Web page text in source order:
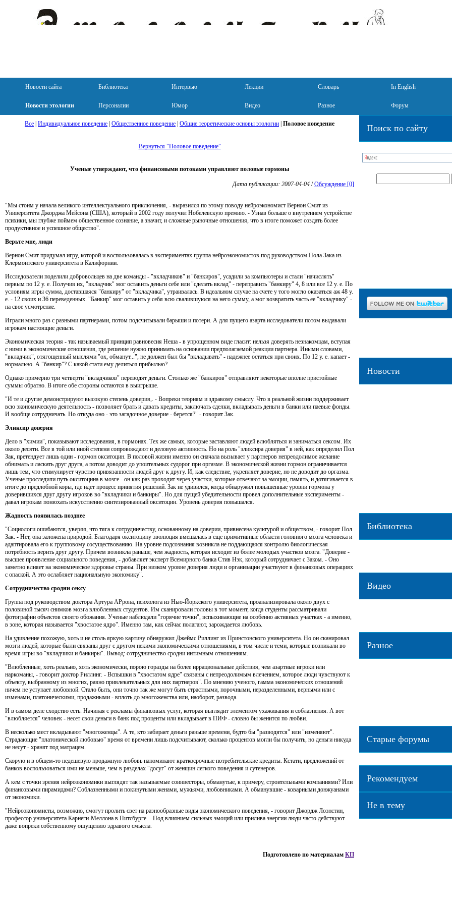
Новости сайта Библиотека Интервью Лекции Словарь In English
Новости этологии Персоналии Юмор Видео Разное Форум
Поиск по сайту
Новости
Библиотека
Видео
Разное
Старые форумы
Рекомендуем
Не в тему
Все Индивидуальное поведение Общественное поведение Общие теоретические основы этологии Половое поведение
Вернуться "Половое поведение"
Ученые утверждают, что финансовыми потоками управляют половые гормоны
Дата публикации: 2007-04-04 /Обсуждение [0]
"Мы стоим у начала великого интеллектуального приключения, - выразился по этому поводу нейроэкономист Вернон Смит из
Университета Джорджа Мейсона (США), который в 2002 году получил Нобелевскую премию. - Узнав больше о внутреннем устройстве
психики, мы глубже поймем общественное сознание, а значит, и сложные рыночные отношения, что в итоге поможет создать более
продуктивное и успешное общество".
Верьте мне, люди
Вернон Смит придумал игру, которой и воспользовалась в экспериментах группа нейроэкономистов под руководством Пола Зака из
Клермонтского университета в Калифорнии.
Исследователи поделили добровольцев на две команды - "вкладчиков" и "банкиров", усадили за компьютеры и стали "начислять"
первым по 12 у. е. Получив их, "вкладчик" мог оставить деньги себе или "сделать вклад" - переправить "банкиру" 4, 8 или все 12 у. е. По
условиям игры сумма, доставшаяся "банкиру" от "вкладчика", утраивалась. В идеальном случае на счете у того могло оказаться аж 48 у.
е. - 12 своих и 36 переведенных. "Банкир" мог оставить у себя всю свалившуюся на него сумму, а мог возвратить часть ее "вкладчику" -
на свое усмотрение.
Играли много раз с разными партнерами, потом подсчитывали барыши и потери. А для пущего азарта исследователи потом выдавали
игрокам настоящие деньги.
Экономическая теория - так называемый принцип равновесия Неша - в упрощенном виде гласит: нельзя доверять незнакомцам, вступая
с ними в экономические отношения, где решение нужно принимать на основании предполагаемой реакции партнера. Иными словами,
"вкладчик", отягощенный мыслями "ох, обманут...", не должен был бы "вкладывать" - надежнее остаться при своих. По 12 у. е. капает -
нормально. А "банкир"? С какой стати ему делиться прибылью?
Однако примерно три четверти "вкладчиков" переводят деньги. Столько же "банкиров" отправляют некоторые вполне пристойные
суммы обратно. В итоге обе стороны остаются в выигрыше.
"И те и другие демонстрируют высокую степень доверия,. - Вопреки теориям и здравому смыслу. Что в реальной жизни поддерживает
всю экономическую деятельность - позволяет брать и давать кредиты, заключать сделки, вкладывать деньги в банки или паевые фонды.
И вообще сотрудничать. Но откуда оно - это загадочное доверие - берется?" - говорит Зак.
Эликсир доверия
Дело в "химии", показывают исследования, в гормонах. Тех же самых, которые заставляют людей влюбляться и заниматься сексом. Их
около десяти. Все в той или иной степени сопровождают и деловую активность. Но на роль "эликсира доверия" в ней, как определил Пол
Зак, претендует лишь один - гормон окситоцин. В половой жизни именно он сначала вызывает у партнеров непреодолимое желание
обнимать и ласкать друг друга, а потом доводит до упоительных судорог при оргазме. В экономической жизни гормон ограничивается
лишь тем, что стимулирует чувство привязанности людей друг к другу. И, как следствие, укрепляет доверие, но не доводит до оргазма.
Ученые проследили путь окситоцина в мозге - он как раз проходит через участки, которые отвечают за эмоции, память, и дотягивается в
итоге до предлобной коры, где идет процесс принятия решений. Зак не удивился, когда обнаружил повышенные уровни гормона у
доверившихся друг другу игроков во "вкладчики и банкиры". Но для пущей убедительности провел дополнительные эксперименты -
давал игрокам понюхать искусственно синтезированный окситоцин. Уровень доверия повышался.
Жадность появилась позднее
"Социологи ошибаются, уверяя, что тяга к сотрудничеству, основанному на доверии, привнесена культурой и обществом, - говорит Пол
Зак. - Нет, она заложена природой. Благодаря окситоцину эволюция вмешалась в еще примитивные области головного мозга человека и
адаптировала его к групповому сосуществованию. На уровне подсознания возникла не поддающаяся контролю биологическая
потребность верить друг другу. Причем возникла раньше, чем жадность, которая исходит из более молодых участков мозга. "Доверие -
высшее проявление социального поведения, - добавляет эксперт Всемирного банка Стив Нэк, который сотрудничает с Заком. - Оно
заметно влияет на экономическое здоровье страны. При низком уровне доверия люди и организации участвуют в финансовых операциях
с опаской. А это ослабляет национальную экономику".
Сотрудничество сродни сексу
Группа под руководством доктора Артура АРрона, психолога из Нью-Йоркского университета, проанализировала около двух с
половиной тысяч снимков мозга влюбленных студентов. Им сканировали головы в тот момент, когда студенты рассматривали
фотографии объектов своего обожания. Ученые наблюдали "горячие точки", вспыхивающие на особенно активных участках - а именно,
в зоне, которая называется "хвостатое ядро". Именно там, как сейчас полагают, зарождается любовь.
На удивление похожую, хоть и не столь яркую картину обнаружил Джеймс Риллинг из Принстонского университета. Но он сканировал
мозги людей, которые были связаны друг с другом некими экономическими отношениями, в том числе и теми, которые возникали во
время игры во "вкладчики и банкиры". Вывод: сотрудничество сродни интимным отношениям.
"Влюбленные, хоть реально, хоть экономически, порою горазды на более иррациональные действия, чем азартные игроки или
наркоманы, - говорит доктор Риллинг. - Вспышки в "хвостатом ядре" связаны с непреодолимым влечением, которое люди чувствуют к
объекту, выбранному из многих, равно привлекательных для них партнеров". По мнению ученого, гамма экономических отношений
ничем не уступает любовной. Стало быть, они точно так же могут быть страстными, порочными, неразделенными, верными или с
изменами, платоническими, продажными - вплоть до многоженства или, наоборот, развода.
И в самом деле сходство есть. Начиная с рекламы финансовых услуг, которая выглядит элементом ухаживания и соблазнения. А вот
"влюбляется" человек - несет свои деньги в банк под проценты или вкладывает в ПИФ - словно бы женится по любви.
В несколько мест вкладывают "многоженцы". А те, кто забирает деньги раньше времени, будто бы "разводятся" или "изменяют".
Страдающие "платонической любовью" время от времени лишь подсчитывают, сколько процентов могли бы получить, но деньги никуда
не несут - хранят под матрацем.
Скорую и в общем-то недешевую продажную любовь напоминают краткосрочные потребительские кредиты. Кстати, предложений от
банков воспользоваться ими не меньше, чем в разделах "досуг" от женщин легкого поведения и сутенеров.
А кем с точки зрения нейроэкономики выглядят так называемые соинвесторы, обманутые, к примеру, строительными компаниями? Или
финансовыми пирамидами? Соблазненными и покинутыми женами, мужьями, любовниками. А обманувшие - коварными донжуанами
от экономики.
"Нейроэкономисты, возможно, смогут пролить свет на разнообразные виды экономического поведения, - говорит Джордж Лоэнстин,
профессор университета Карнеги-Меллона в Питсбурге. - Под влиянием сильных эмоций или прилива энергии люди часто действуют
даже вопреки собственному ощущению здравого смысла.
Подготовлено по материалам КП